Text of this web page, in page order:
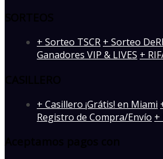
+ Sorteo TSCR + Sorteo
Ganadores VIP & LIVES +
+ Casillero ¡Grátis! en Miami
Registro de Compra/Envío +